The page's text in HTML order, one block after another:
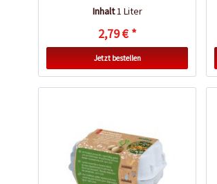
Inhalt1 Liter
2,79 € *
Jetzt bestellen